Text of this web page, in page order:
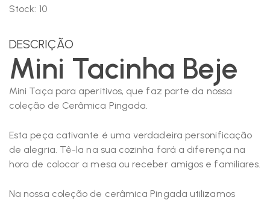
Stock: 10
DESCRIÇÃO
Mini Tacinha Beje
Mini Taça para aperitivos, que faz parte da nossa
coleção de Cerâmica Pingada.
Esta peça cativante é uma verdadeira personificação
de alegria. Tê-la na sua cozinha fará a diferença na
hora de colocar a mesa ou receber amigos e familiares.
Na nossa coleção de cerâmica Pingada utilizamos